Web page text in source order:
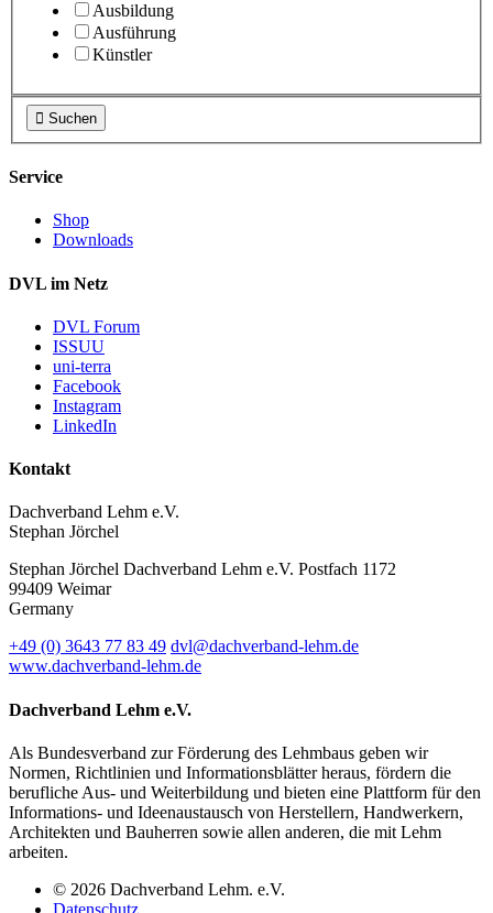
Ausbildung
Ausführung
Künstler
 Suchen
Service
Shop
Downloads
DVL im Netz
DVL Forum
ISSUU
uni-terra
Facebook
Instagram
LinkedIn
Kontakt
Dachverband Lehm e.V.
Stephan Jörchel
Stephan Jörchel Dachverband Lehm e.V. Postfach 1172
99409 Weimar
Germany
+49 (0) 3643 77 83 49 dvl@dachverband-lehm.de
www.dachverband-lehm.de
Dachverband Lehm e.V.
Als Bundesverband zur Förderung des Lehmbaus geben wir
Normen, Richtlinien und Informationsblätter heraus, fördern die
berufliche Aus- und Weiterbildung und bieten eine Plattform für den
Informations- und Ideenaustausch von Herstellern, Handwerkern,
Architekten und Bauherren sowie allen anderen, die mit Lehm
arbeiten.
© 2026 Dachverband Lehm. e.V.
Datenschutz